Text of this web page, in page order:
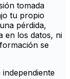
tomada
tu propio
pérdida,
en los datos, ni
se